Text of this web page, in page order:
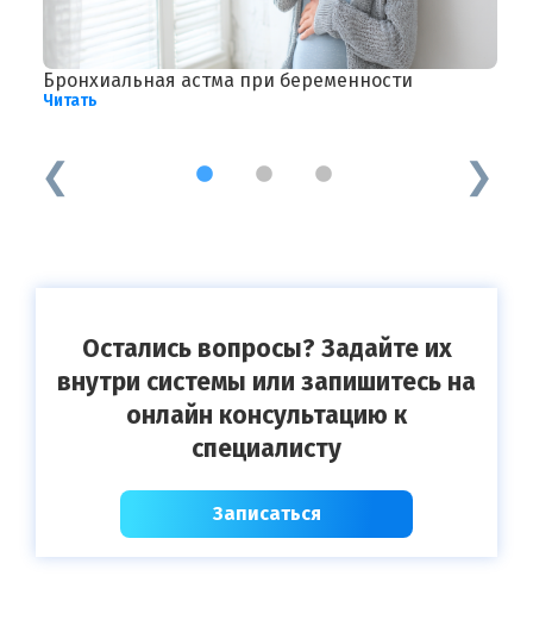
Бронхиальная астма при беременности
Читать
1 2 3
Остались вопросы? Задайте их
внутри системы или запишитесь на
онлайн консультацию к
специалисту
Записаться